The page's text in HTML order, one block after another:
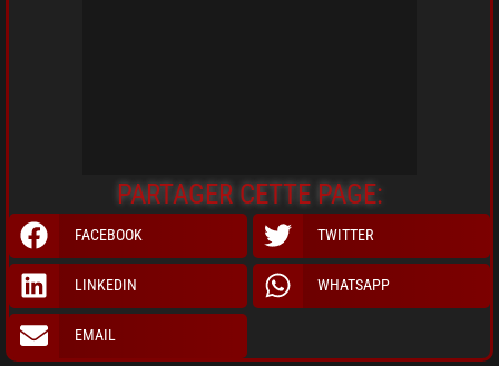
PARTAGER CETTE PAGE:
FACEBOOK TWITTER
LINKEDIN WHATSAPP
EMAIL